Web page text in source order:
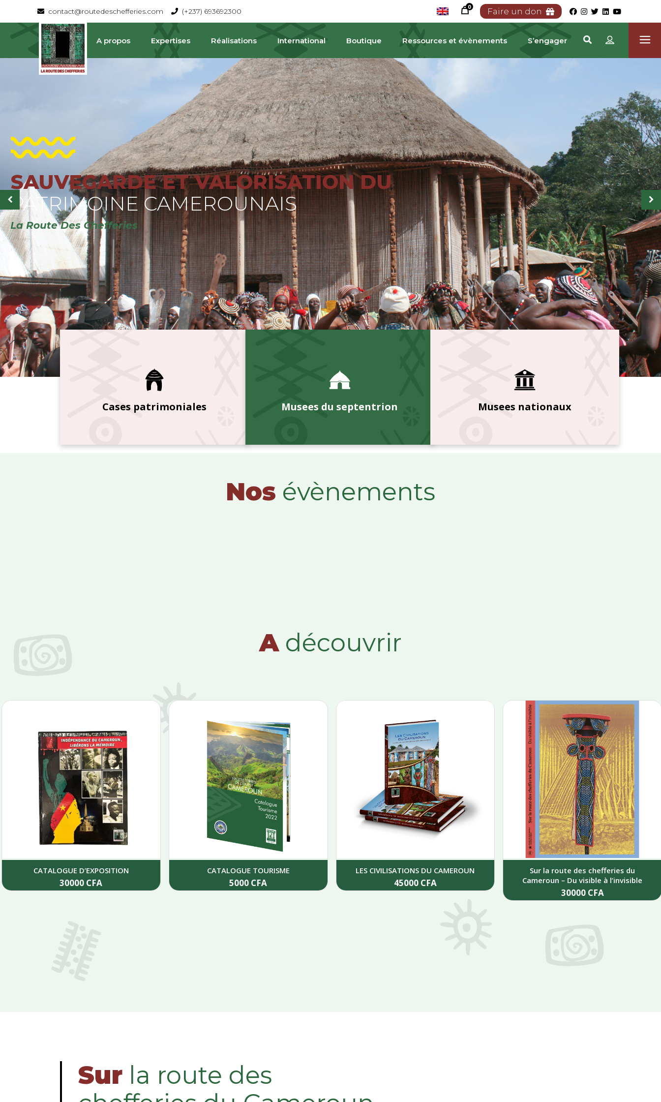
contact@routedeschefferies.com (+237) 693692300
0 Faire un don
A propos Expertises Réalisations International Boutique Ressources et évènements S’engager
SAUVEGARDE ET VALORISATION DU
La Route Des Chefferies
PATRIMOINE
Cases patrimoniales Musees du septentrion Musees nationaux
Nos évènements
Adécouvrir
CATALOGUE D’EXPOSITION
30000 CFA
CATALOGUE TOURISME
5000 CFA
LES CIVILISATIONS DU CAMEROUN
45000 CFA
Sur la route des chefferies du
Cameroun – Du visible à l’invisible
30000 CFA
Sur la route des